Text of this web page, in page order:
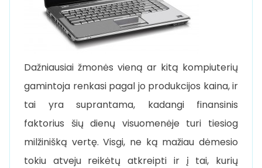
Dažniausiai žmonės vieną ar kitą kompiuterių
gamintoja renkasi pagal jo produkcijos kaina, ir
tai yra suprantama, kadangi finansinis
faktorius šių dienų visuomenėje turi tiesiog
milžinišką vertę. Visgi, ne ką mažiau dėmesio
tokiu atveju reikėtų atkreipti ir į tai, kurių